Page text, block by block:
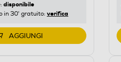
disponibile
in 30' gratuito: verifica
AGGIUNGI